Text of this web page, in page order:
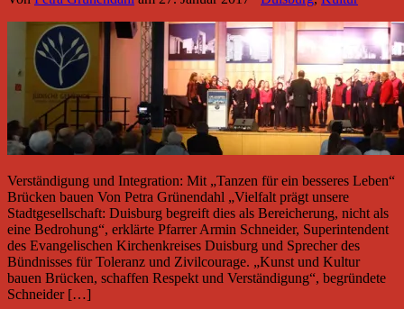
Verständigung und Integration: Mit „Tanzen für ein besseres Leben“
Brücken bauen Von Petra Grünendahl „Vielfalt prägt unsere
Stadtgesellschaft: Duisburg begreift dies als Bereicherung, nicht als
eine Bedrohung“, erklärte Pfarrer Armin Schneider, Superintendent
des Evangelischen Kirchenkreises Duisburg und Sprecher des
Bündnisses für Toleranz und Zivilcourage. „Kunst und Kultur
bauen Brücken, schaffen Respekt und Verständigung“, begründete
Schneider […]